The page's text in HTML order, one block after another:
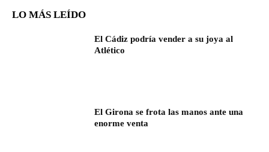
LO MÁS LEÍDO
El Cádiz podría vender a su joya al
Atlético
El Girona se frota las manos ante una
enorme venta